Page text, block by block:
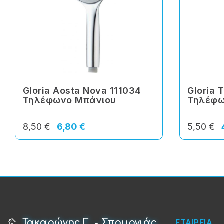
Gloria Aosta Nova 111034
Τηλέφωνο Μπάνιου
6,80 €
8,50 €
Gloria
5,50 €